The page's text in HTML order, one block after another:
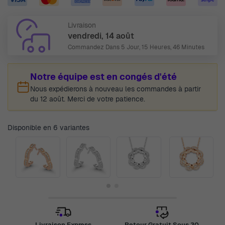
Livraison
vendredi, 14 août
Commandez Dans 5 Jour, 15 Heures, 46 Minutes
Notre équipe est en congés d'été
Nous expédierons à nouveau les commandes à partir
du 12 août. Merci de votre patience.
Disponible en 6 variantes